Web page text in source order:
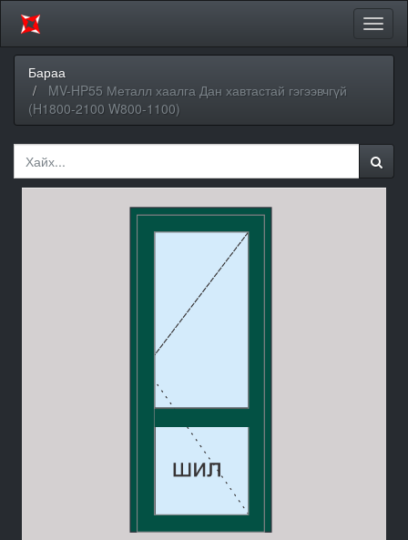
Бараа
MV-HP55 Металл хаалга Дан хавтастай гэгээвчгүй
(H1800-2100 W800-1100)